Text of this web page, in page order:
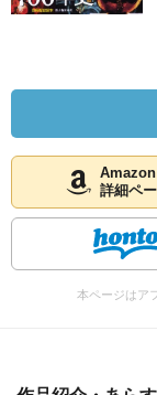
Amazon
詳細ペ
本ページはア